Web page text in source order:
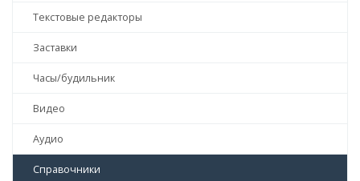
Текстовые редакторы
Заставки
Часы/будильник
Видео
Аудио
Справочники